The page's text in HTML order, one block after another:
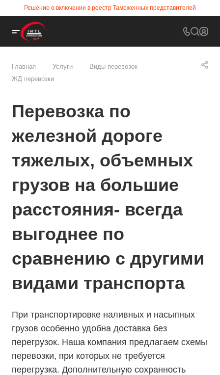
Решение о включении в реестр Таможенных представителей
Главная — Услуги — Виды перевозок —
ЖД перевозки
Перевозка по
железной дороге
тяжелых, объемных
грузов на большие
расстояния- всегда
выгоднее по
сравнению с другими
видами транспорта
При транспортировке наливных и насыпных
грузов особенно удобна доставка без
перегрузок. Наша компания предлагаем схемы
перевозки, при которых не требуется
перегрузка. Дополнительную сохранность